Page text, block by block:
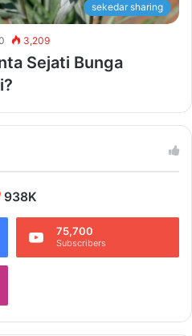
sekedar sharing
3,209
Sejati Bunga
938K
75,700
Subscribers